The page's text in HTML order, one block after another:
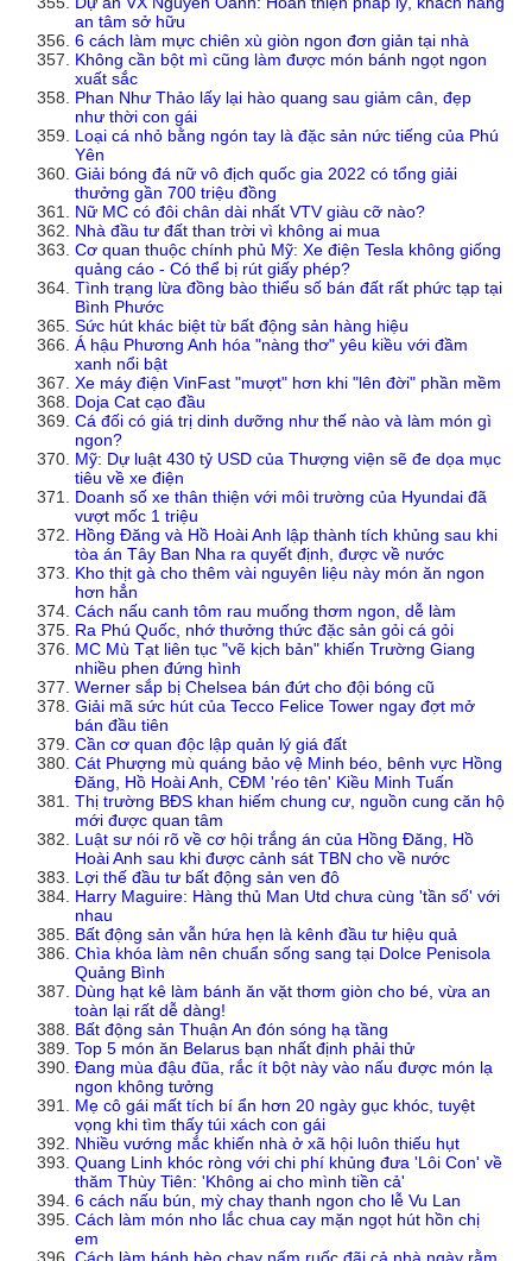
an tâm sở hữu
6 cách làm mực chiên xù giòn ngon đơn giản tại nhà
Không cần bột mì cũng làm được món bánh ngọt ngon
xuất sắc
Phan Như Thảo lấy lại hào quang sau giảm cân, đẹp
như thời con gái
Loại cá nhỏ bằng ngón tay là đặc sản nức tiếng của Phú
Yên
Giải bóng đá nữ vô địch quốc gia 2022 có tổng giải
thưởng gần 700 triệu đồng
Nữ MC có đôi chân dài nhất VTV giàu cỡ nào?
Nhà đầu tư đất than trời vì không ai mua
Cơ quan thuộc chính phủ Mỹ: Xe điện Tesla không giống
quảng cáo - Có thể bị rút giấy phép?
Tình trạng lừa đồng bào thiểu số bán đất rất phức tạp tại
Bình Phước
Sức hút khác biệt từ bất động sản hàng hiệu
Á hậu Phương Anh hóa "nàng thơ" yêu kiều với đầm
xanh nổi bật
Xe máy điện VinFast "mượt" hơn khi "lên đời" phần mềm
Doja Cat cạo đầu
Cá đối có giá trị dinh dưỡng như thế nào và làm món gì
ngon?
Mỹ: Dự luật 430 tỷ USD của Thượng viện sẽ đe dọa mục
tiêu về xe điện
Doanh số xe thân thiện với môi trường của Hyundai đã
vượt mốc 1 triệu
Hồng Đăng và Hồ Hoài Anh lập thành tích khủng sau khi
tòa án Tây Ban Nha ra quyết định, được về nước
Kho thịt gà cho thêm vài nguyên liệu này món ăn ngon
hơn hẳn
Cách nấu canh tôm rau muống thơm ngon, dễ làm
Ra Phú Quốc, nhớ thưởng thức đặc sản gỏi cá gỏi
MC Mù Tạt liên tục "vẽ kịch bản" khiến Trường Giang
nhiều phen đứng hình
Werner sắp bị Chelsea bán đứt cho đội bóng cũ
Giải mã sức hút của Tecco Felice Tower ngay đợt mở
bán đầu tiên
Cần cơ quan độc lập quản lý giá đất
Cát Phượng mù quáng bảo vệ Minh béo, bênh vực Hồng
Đăng, Hồ Hoài Anh, CĐM 'réo tên' Kiều Minh Tuấn
Thị trường BĐS khan hiếm chung cư, nguồn cung căn hộ
mới được quan tâm
Luật sư nói rõ về cơ hội trắng án của Hồng Đăng, Hồ
Hoài Anh sau khi được cảnh sát TBN cho về nước
Lợi thế đầu tư bất động sản ven đô
Harry Maguire: Hàng thủ Man Utd chưa cùng 'tần số' với
nhau
Bất động sản vẫn hứa hẹn là kênh đầu tư hiệu quả
Chìa khóa làm nên chuẩn sống sang tại Dolce Penisola
Quảng Bình
Dùng hạt kê làm bánh ăn vặt thơm giòn cho bé, vừa an
toàn lại rất dễ dàng!
Bất động sản Thuận An đón sóng hạ tầng
Top 5 món ăn Belarus bạn nhất định phải thử
Đang mùa đậu đũa, rắc ít bột này vào nấu được món lạ
ngon không tưởng
Mẹ cô gái mất tích bí ẩn hơn 20 ngày gục khóc, tuyệt
vọng khi tìm thấy túi xách con gái
Nhiều vướng mắc khiến nhà ở xã hội luôn thiếu hụt
Quang Linh khóc ròng với chi phí khủng đưa 'Lôi Con' về
thăm Thùy Tiên: 'Không ai cho mình tiền cả'
6 cách nấu bún, mỳ chay thanh ngon cho lễ Vu Lan
Cách làm món nho lắc chua cay mặn ngọt hút hồn chị
em